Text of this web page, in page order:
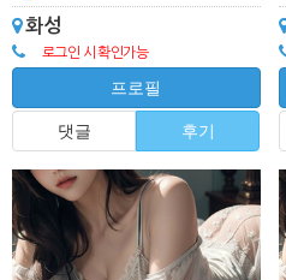
화성
로그인 시 확인가능
프로필
댓글 후기